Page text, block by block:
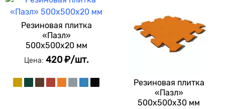
Резиновая плитка
«Пазл»
500х500х20 мм
Цена: 420 ₽/шт.
Резиновая плитка
«Пазл»
500х500х30 мм